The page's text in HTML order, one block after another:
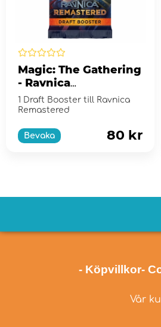
Magic: The Gathering
- Ravnica
Remastered Draft
Booster Pack
1 Draft Booster till Ravnica
Remastered
Bevaka 80 kr
- Köpvillkor-
Vår